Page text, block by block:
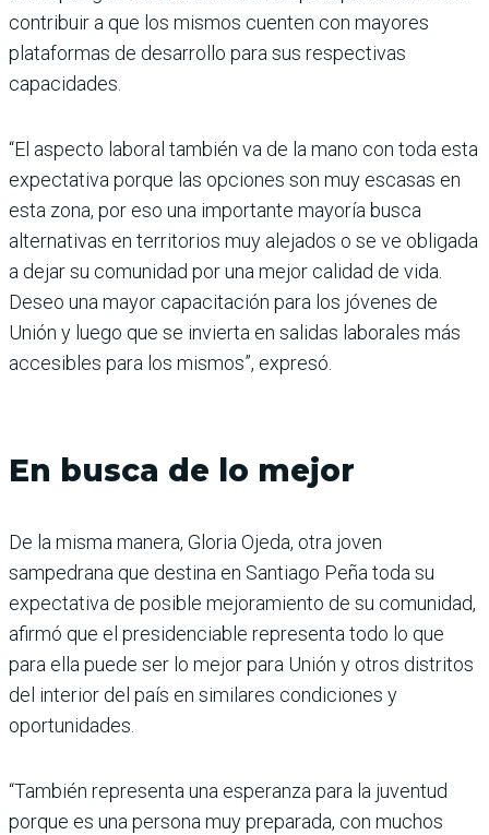
contribuir a que los mismos cuenten con mayores
plataformas de desarrollo para sus respectivas
capacidades.
“El aspecto laboral también va de la mano con toda esta
expectativa porque las opciones son muy escasas en
esta zona, por eso una importante mayoría busca
alternativas en territorios muy alejados o se ve obligada
a dejar su comunidad por una mejor calidad de vida.
Deseo una mayor capacitación para los jóvenes de
Unión y luego que se invierta en salidas laborales más
accesibles para los mismos”, expresó.
En busca de lo mejor
De la misma manera, Gloria Ojeda, otra joven
sampedrana que destina en Santiago Peña toda su
expectativa de posible mejoramiento de su comunidad,
afirmó que el presidenciable representa todo lo que
para ella puede ser lo mejor para Unión y otros distritos
del interior del país en similares condiciones y
oportunidades.
“También representa una esperanza para la juventud
porque es una persona muy preparada, con muchos